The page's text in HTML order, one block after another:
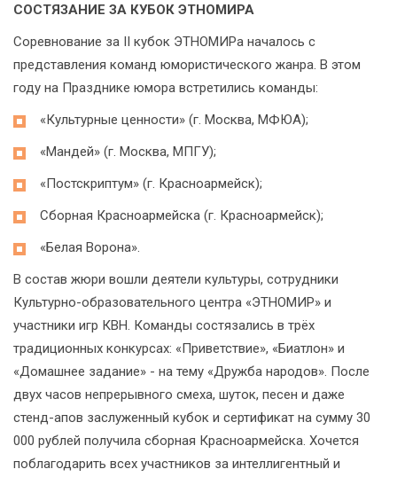
СОСТЯЗАНИЕ ЗА КУБОК ЭТНОМИРА
Соревнование за II кубок ЭТНОМИРа началось с
представления команд юмористического жанра. В этом
году на Празднике юмора встретились команды:
«Культурные ценности» (г. Москва, МФЮА);
«Мандей» (г. Москва, МПГУ);
«Постскриптум» (г. Красноармейск);
Сборная Красноармейска (г. Красноармейск);
«Белая Ворона».
В состав жюри вошли деятели культуры, сотрудники
Культурно-образовательного центра «ЭТНОМИР» и
участники игр КВН. Команды состязались в трёх
традиционных конкурсах: «Приветствие», «Биатлон» и
«Домашнее задание» - на тему «Дружба народов». После
двух часов непрерывного смеха, шуток, песен и даже
стенд-апов заслуженный кубок и сертификат на сумму 30
000 рублей получила сборная Красноармейска. Хочется
поблагодарить всех участников за интеллигентный и